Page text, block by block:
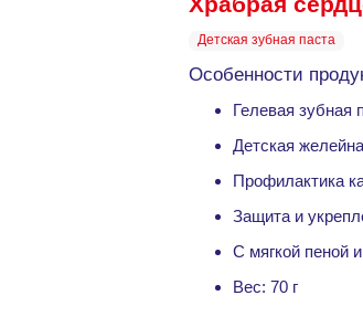
Детская зубная паста
Особенности
Гелевая зубная
Детская
Профилактика
Защита и
С мягкой пеной
Вес: 70 г